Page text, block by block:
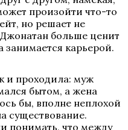
произойти что-то
но решает не
больше ценит
карьерой.
и проходила: муж
бытом, а жена
бы, вполне неплохой
существование.
понимать, что между